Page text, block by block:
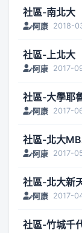
社區-南北大
阿康 2018-
社區-上北大
阿康 2017-
社區-大學耶
阿康 2017-
社區-北大
阿康 2017-
社區-北大新
阿康 2017-
社區-竹城千